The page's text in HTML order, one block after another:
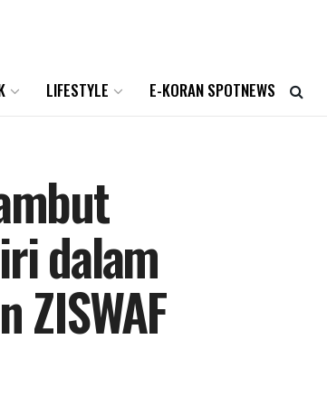
LIFESTYLE E-KORAN SPOTNEWS
dalam